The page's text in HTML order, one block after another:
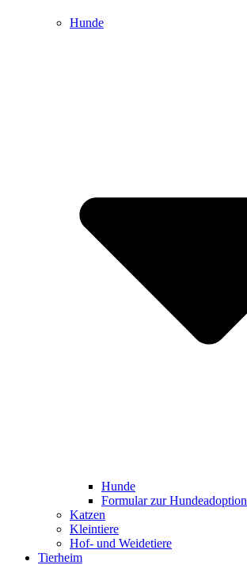
Hunde
Hunde
Formular zur Hundeadoption
Katzen
Kleintiere
Hof- und Weidetiere
Tierheim